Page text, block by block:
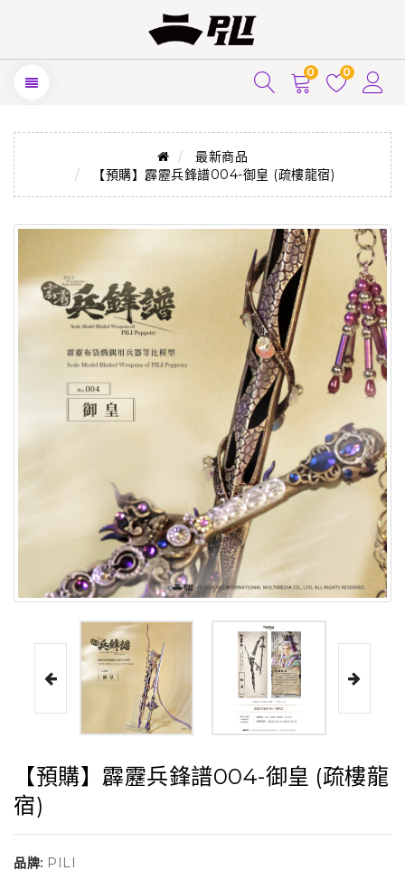
0 0
最新商品
【預購】霹靂兵鋒譜004-御皇 (疏樓龍宿)
【預購】霹靂兵鋒譜004-御皇 (疏樓龍
宿)
品牌: PILI